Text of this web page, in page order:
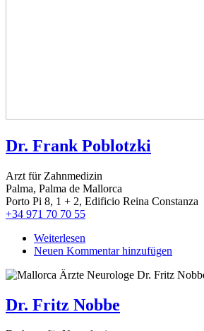
Dr. Frank Poblotzki
Arzt für Zahnmedizin
Palma, Palma de Mallorca
Porto Pi 8, 1 + 2, Edificio Reina Constanza
+34 971 70 70 55
Weiterlesen
Dr.
Poblotzki
Neuen Kommentar hinzufügen
Dr. Fritz Nobbe